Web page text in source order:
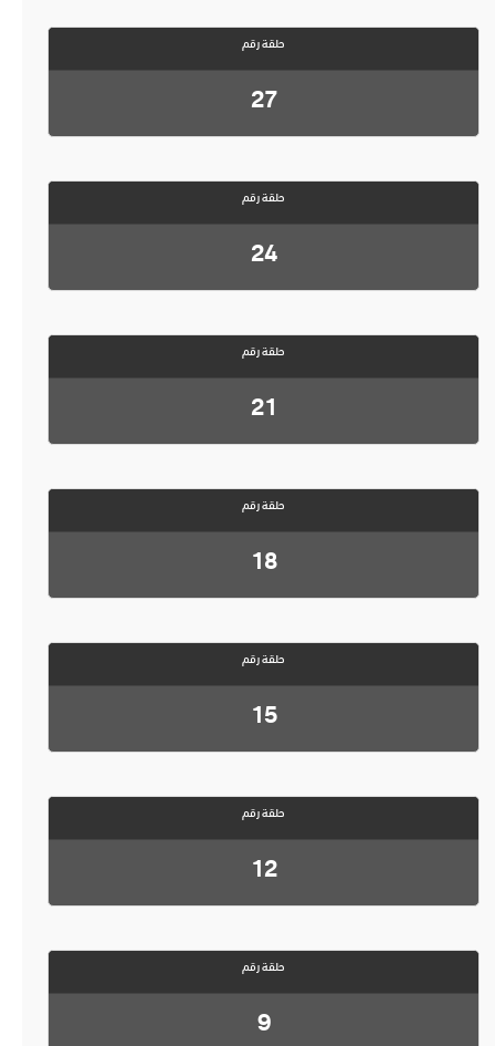
حلقة رقم
27
حلقة رقم
24
حلقة رقم
21
حلقة رقم
18
حلقة رقم
15
حلقة رقم
12
حلقة رقم
9